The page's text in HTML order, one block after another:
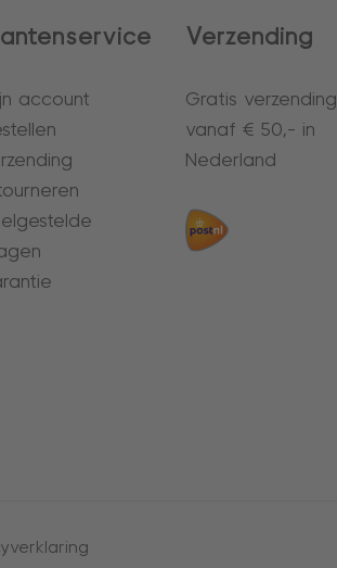
account
Verzending
Gratis verzending
vanaf € 50,- in
Nederland